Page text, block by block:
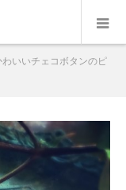
わいいチェコボタンのピ